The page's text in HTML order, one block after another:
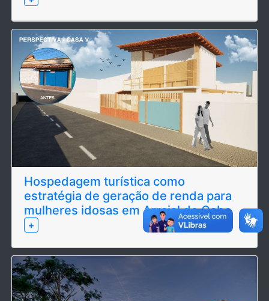
Hospedagem turística como
estratégia de geração de renda para
mulheres idosas em Arraial do Cabo
+